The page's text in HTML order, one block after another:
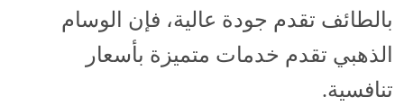
بالطائف تقدم جودة عالية، فإن الوسام
الذهبي تقدم خدمات متميزة بأسعار
تنافسية.